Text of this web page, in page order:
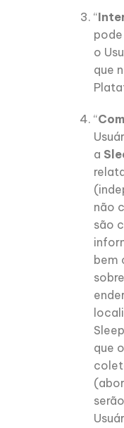
“
o
que
“
a
não
são
bem
que